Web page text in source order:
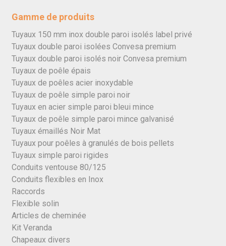
Gamme de produits
Tuyaux 150 mm inox double paroi isolés label privé
Tuyaux double paroi isolées Convesa premium
Tuyaux double paroi isolés noir Convesa premium
Tuyaux de poêle épais
Tuyaux de poêles acier inoxydable
Tuyaux de poêle simple paroi noir
Tuyaux en acier simple paroi bleui mince
Tuyaux de poêle simple paroi mince galvanisé
Tuyaux émaillés Noir Mat
Tuyaux pour poêles à granulés de bois pellets
Tuyaux simple paroi rigides
Conduits ventouse 80/125
Conduits flexibles en Inox
Raccords
Flexible solin
Articles de cheminée
Kit Veranda
Chapeaux divers